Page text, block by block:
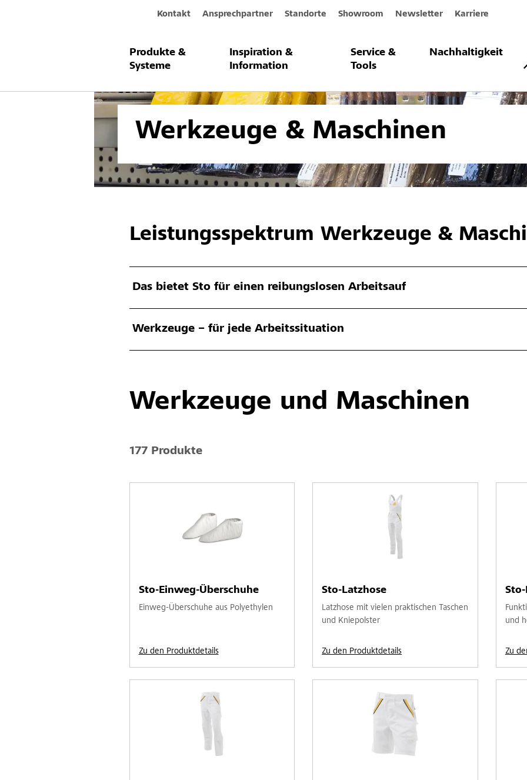
Kontakt Ansprechpartner Standorte Showroom Newsletter Karriere
Produkte &
Systeme
Inspiration &
Information
Service &
Tools
Nachhaltigkeit
Produkte & Systeme Werkzeuge und Maschinen
Werkzeuge & Maschinen
Leistungsspektrum Werkzeuge &
Das bietet Sto für einen reibungslosen Arbeitsauf
Werkzeuge – für jede Arbeitssituation
Werkzeuge und Maschinen
177 Produkte
Sto-Einweg-Überschuhe
Einweg-Überschuhe aus Polyethylen
Zu den Produktdetails
Sto-Latzhose
Latzhose mit vielen praktischen Taschen
und Kniepolster
Zu den Produktdetails
und
Zu